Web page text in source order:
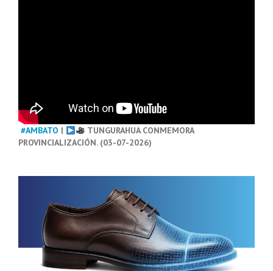
#AMBATO |
TUNGURAHUA CONMEMORA
PROVINCIALIZACIÓN. (03-07-2026)